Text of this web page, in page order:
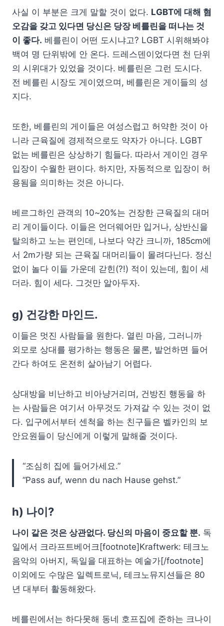
사실 이 부분은 크게 말할 것이 없다. LGBT에 대해 혐
오감을 갖고 있다면 당신은 당장 베를린을 떠나는 것
이 좋다. 베를린이 어떤 도시냐고? LGBT 시위해봐야
백여 명 단위밖에 안 온다. 드레스덴이었다면 천 단위
의 시위대가 있었을 것이다. 베를린은 그런 도시다.
전 베를린 시장도 게이였으며, 베를린은 게이들의 성
지다.
또한, 베를린의 게이들은 여성스럽고 허약한 것이 아
니라 근육질에 경제적으로도 약자가 아니다. LGBT
없는 베를린은 상상하기 힘들다. 따라서 게이인 경우
입장이 수월한 편이다. 하지만, 자동적으로 입장이 허
용됨을 의미하는 것은 아니다.
베르그하인 관객의 10~20%는 건장한 근육질의 대머
리 게이들이다. 이들은 언더웨어만 입거나, 상반신을
탈의하고 노는 편인데, 나보다 약간 크니까, 185cm에
서 2m가량 되는 근육질 대머리들이 몰려다닌다. 정신
없이 놀다 이들 가운데 갇힌(?!) 적이 있는데, 힘이 세
더라. 힘이 세다. 그것만 알아두자.
g) 건강한 마인드.
이들은 멋진 사람들을 원한다. 열린 마음, 그러니까
외모로 상대를 평가하는 행동은 물론, 발언하면 들어
간다 하여도 온전히 살아남기 어렵다.
상대방을 비난하고 비아냥거리며, 건방진 행동을 하
는 사람들은 여기서 아무것도 가져갈 수 있는 것이 없
다. 입구에서부터 센척을 하는 친구들은 벨카인의 보
안요원들이 당신에게 이렇게 말해줄 것이다.
“조심히 집에 들어가세요.”
“Pass auf, wenn du nach Hause gehst.”
h) 나이?
나이 같은 것은 상관없다. 당신의 마음이 중요할 뿐. 독
일에서 크라프트베어크[footnote]Kraftwerk: 테크노
음악의 아버지, 독일을 대표하는 예술가[/footnote]
이외에도 수많은 일렉트로닉, 테크노뮤지션들은 80
년 대부터 활동해왔다.
베를린에서는 하다못해 동네 호프집에 준하는 크나이